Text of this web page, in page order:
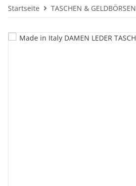
Startseite
TASCHEN & GELDBÖRSEN